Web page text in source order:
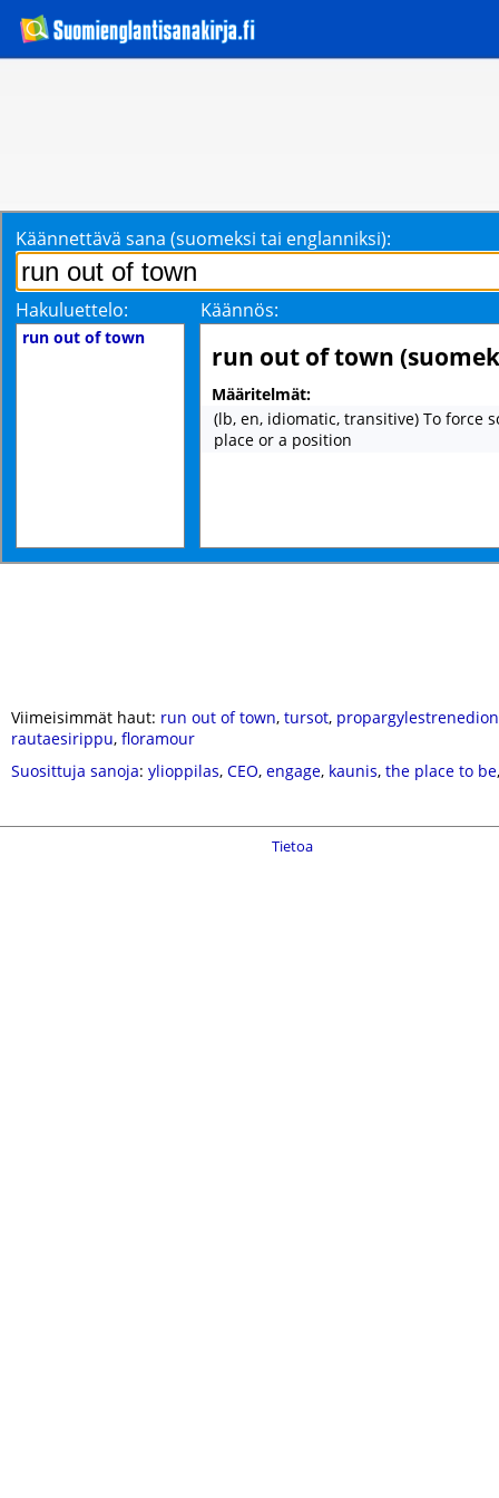
Käännettävä sana (suomeksi tai englanniksi):
Hakuluettelo: Käännös:
run out of town
run out of town
Määritelmät:
(lb, en, idiomatic, transitive) To force
place or a position
Viimeisimmät haut: run out of town, tursot,
rautaesirippu, floramour
Suosittuja sanoja: ylioppilas, CEO, engage, kaunis, the place to be
Tietoa